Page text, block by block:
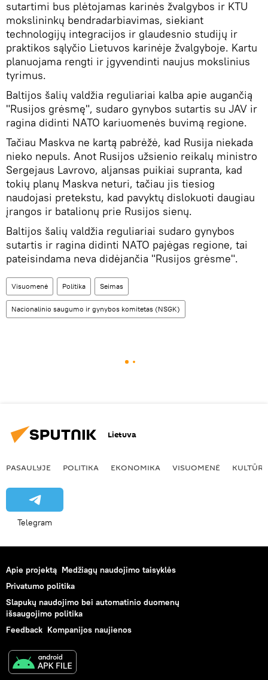
sutartimi bus plėtojamas karinės žvalgybos ir KTU
mokslininkų bendradarbiavimas, siekiant
technologijų integracijos ir glaudesnio studijų ir
praktikos sąlyčio Lietuvos karinėje žvalgyboje. Kartu
planuojama rengti ir įgyvendinti naujus mokslinius
tyrimus.
Baltijos šalių valdžia reguliariai kalba apie augančią
"Rusijos grėsmę", sudaro gynybos sutartis su JAV ir
ragina didinti NATO kariuomenės buvimą regione.
Tačiau Maskva ne kartą pabrėžė, kad Rusija niekada
nieko nepuls. Anot Rusijos užsienio reikalų ministro
Sergejaus Lavrovo, aljansas puikiai supranta, kad
tokių planų Maskva neturi, tačiau jis tiesiog
naudojasi pretekstu, kad pavyktų dislokuoti daugiau
įrangos ir batalionų prie Rusijos sienų.
Baltijos šalių valdžia reguliariai sudaro gynybos
sutartis ir ragina didinti NATO pajėgas regione, tai
pateisindama neva didėjančia "Rusijos grėsme".
Visuomenė Politika Seimas
Nacionalinio saugumo ir gynybos komitetas (NSGK)
Lietuva
PASAULYJE POLITIKA EKONOMIKA VISUOMENĖ KULTŪRA
Telegram
Apie projektą Medžiagų naudojimo taisyklės
Privatumo politika
Slapukų naudojimo bei automatinio duomenų
išsaugojimo politika
Feedback Kompanijos naujienos